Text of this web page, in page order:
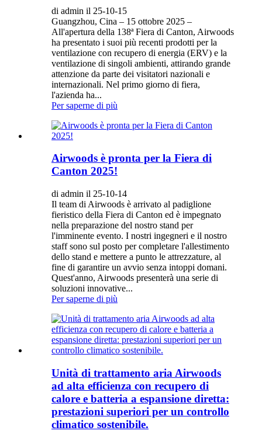
di admin il 25-10-15
Guangzhou, Cina – 15 ottobre 2025 –
All'apertura della 138ª Fiera di Canton, Airwoods
ha presentato i suoi più recenti prodotti per la
ventilazione con recupero di energia (ERV) e la
ventilazione di singoli ambienti, attirando grande
attenzione da parte dei visitatori nazionali e
internazionali. Nel primo giorno di fiera,
l'azienda ha...
Per saperne di più
Airwoods è pronta per la Fiera di
Canton 2025!
di admin il 25-10-14
Il team di Airwoods è arrivato al padiglione
fieristico della Fiera di Canton ed è impegnato
nella preparazione del nostro stand per
l'imminente evento. I nostri ingegneri e il nostro
staff sono sul posto per completare l'allestimento
dello stand e mettere a punto le attrezzature, al
fine di garantire un avvio senza intoppi domani.
Quest'anno, Airwoods presenterà una serie di
soluzioni innovative...
Per saperne di più
Unità di trattamento aria Airwoods
ad alta efficienza con recupero di
calore e batteria a espansione diretta:
prestazioni superiori per un controllo
climatico sostenibile.